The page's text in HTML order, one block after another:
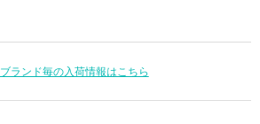
ブランド毎の入荷情報はこちら